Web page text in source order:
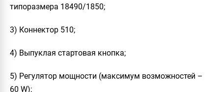
типоразмера 18490/1850;
3) Коннектор 510;
4) Выпуклая стартовая кнопка;
5) Регулятор мощности (максимум возможностей –
60 W);